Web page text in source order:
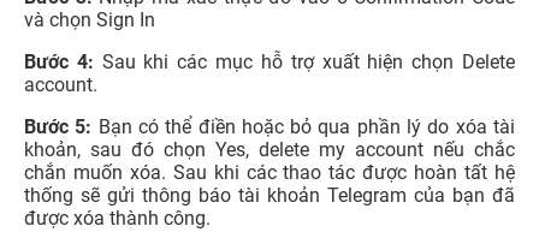
và chọn Sign In
Bước 4: Sau khi các mục hỗ trợ xuất hiện chọn Delete
account.
Bước 5: Bạn có thể điền hoặc bỏ qua phần lý do xóa tài
khoản, sau đó chọn Yes, delete my account nếu chắc
chắn muốn xóa. Sau khi các thao tác được hoàn tất hệ
thống sẽ gửi thông báo tài khoản Telegram của bạn đã
được xóa thành công.